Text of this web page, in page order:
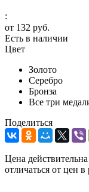
:
от 132 руб.
Есть в наличии
Цвет
Золото
Серебро
Бронза
Все три
Поделиться
Цена
отличаться от цен